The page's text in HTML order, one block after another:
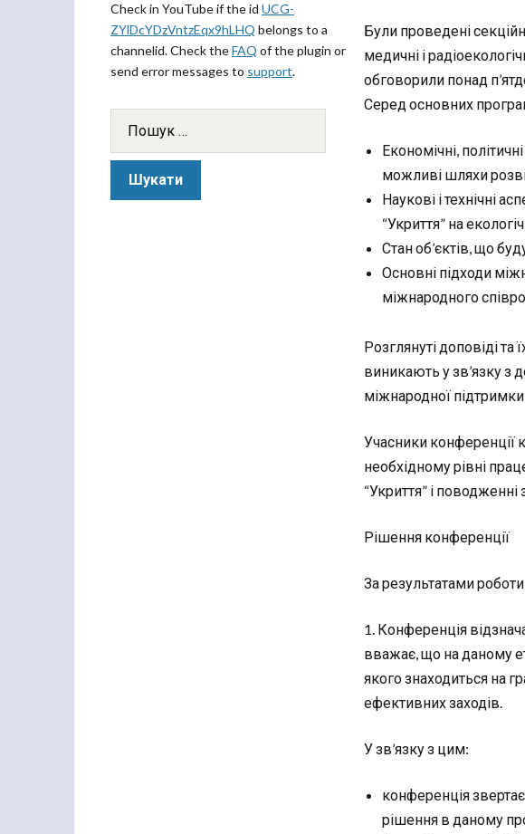
Були проведені
медичні і
обговорили понад
Серед основних
Економічні,
можливі шляхи
Наукові і технічні
“Укриття” на
Стан об’єктів, що
Основні підходи
міжнародного
Розглянуті доповіді
виникають у зв’язку з
міжнародної підтримки
Учасники конференції
необхідному рівні
“Укриття” і
Рішення конференції
За результатами
1. Конференція
вважає, що на даному
якого знаходиться на
ефективних заходів.
У зв’язку з цим:
конференція
рішення в даному
Check in YouTube if the id UCG-
ZYlDcYDzVntzEqx9hLHQ belongs to a
channelid. Check theFAQ of the plugin or
send error messages to support.